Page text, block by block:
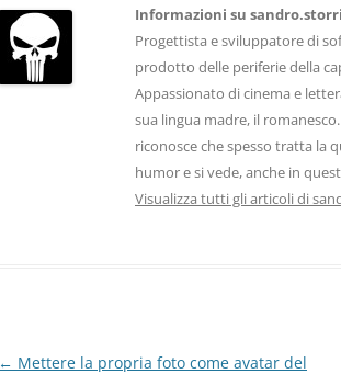
Informazioni su sandro.storri
Progettista e sviluppatore di
prodotto delle periferie della
Appassionato di cinema e
sua lingua madre, il
riconosce che spesso tratta la
humor e si vede, anche in
Visualizza tutti gli articoli di
Navigazione
← Mettere la propria foto come avatar del